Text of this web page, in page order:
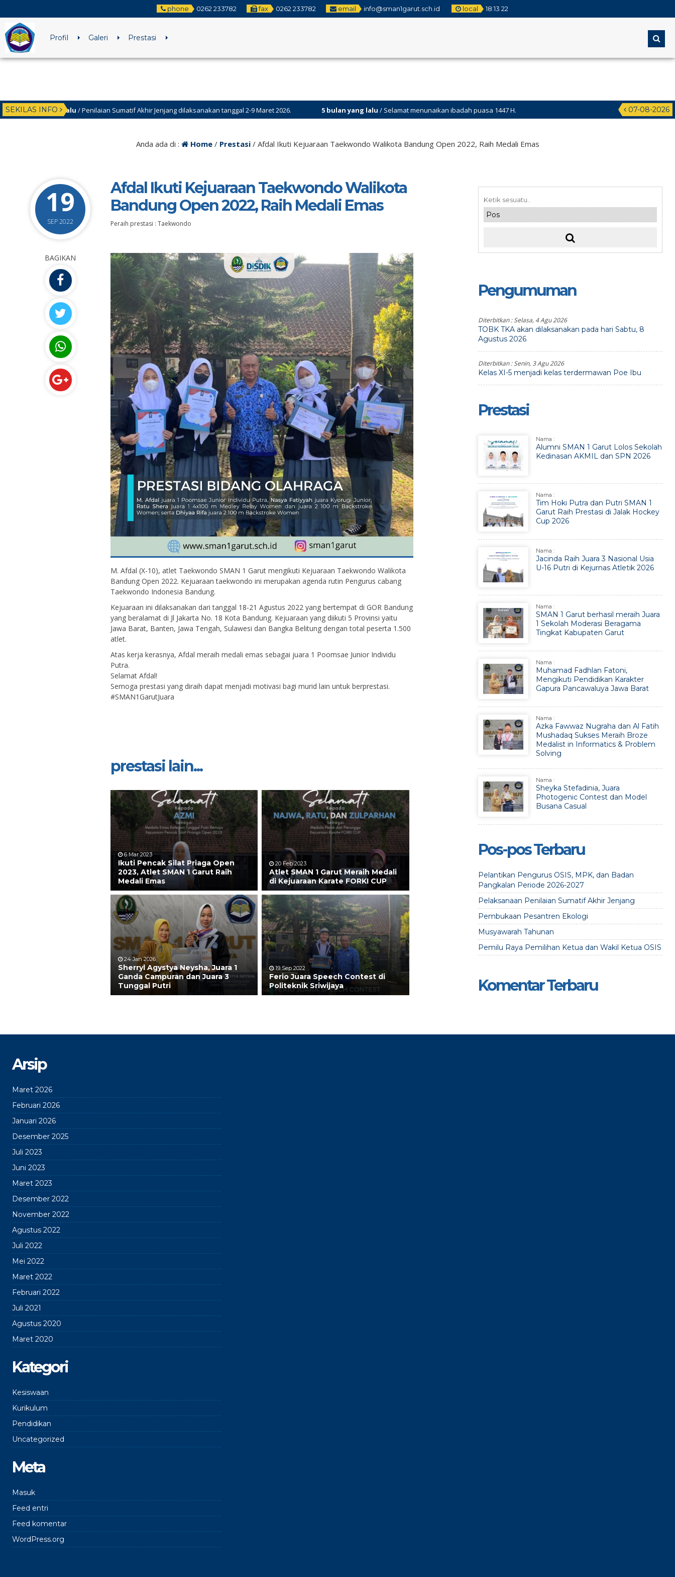
phone 0262 233782 fax 0262 233782 email info@sman1garut.sch.id local 18:13 22
Profil Galeri Prestasi
SEKILAS INFO 07-08-2026
yang lalu / Penilaian Sumatif Akhir Jenjang dilaksanakan tanggal 2-9 Maret 2026. 5 bulan yang lalu/ Selamat menunaikan ibadah puasa 1447 H.
Anda ada di : Home/ Prestasi/ Afdal Ikuti Kejuaraan Taekwondo Walikota Bandung Open 2022, Raih Medali Emas
19
SEP 2022
Afdal Ikuti Kejuaraan Taekwondo Walikota
Bandung Open 2022, Raih Medali Emas
Peraih prestasi : Taekwondo
BAGIKAN
M. Afdal (X-10), atlet Taekwondo SMAN 1 Garut mengikuti Kejuaraan Taekwondo Walikota
Bandung Open 2022. Kejuaraan taekwondo ini merupakan agenda rutin Pengurus cabang
Taekwondo Indonesia Bandung.
Kejuaraan ini dilaksanakan dari tanggal 18-21 Agustus 2022 yang bertempat di GOR Bandung
yang beralamat di Jl Jakarta No. 18 Kota Bandung. Kejuaraan yang diikuti 5 Provinsi yaitu
Jawa Barat, Banten, Jawa Tengah, Sulawesi dan Bangka Belitung dengan total peserta 1.500
atlet.
Atas kerja kerasnya, Afdal meraih medali emas sebagai juara 1 Poomsae Junior Individu
Putra.
Selamat Afdal!
Semoga prestasi yang diraih dapat menjadi motivasi bagi murid lain untuk berprestasi.
#SMAN1GarutJuara
prestasi lain...
6 Mar 2023
Ikuti Pencak Silat Priaga Open
2023, Atlet SMAN 1 Garut Raih
Medali Emas
20 Feb 2023
Atlet SMAN 1 Garut Meraih Medali
di Kejuaraan Karate FORKI CUP
24 Jan 2026
Sherryl Agystya Neysha, Juara 1
Ganda Campuran dan Juara 3
Tunggal Putri
19 Sep 2022
Ferio Juara Speech Contest di
Politeknik Sriwijaya
Pengumuman
Diterbitkan :Selasa, 4 Agu 2026
TOBK TKA akan dilaksanakan pada hari Sabtu, 8
Agustus 2026
Diterbitkan :Senin, 3 Agu 2026
Kelas XI-5 menjadi kelas terdermawan Poe Ibu
Prestasi
Nama :
Alumni SMAN 1 Garut Lolos Sekolah
Kedinasan AKMIL dan SPN 2026
Nama :
Tim Hoki Putra dan Putri SMAN 1
Garut Raih Prestasi di Jalak Hockey
Cup 2026
Nama :
Jacinda Raih Juara 3 Nasional Usia
U-16 Putri di Kejurnas Atletik 2026
Nama :
SMAN 1 Garut berhasil meraih Juara
1 Sekolah Moderasi Beragama
Tingkat Kabupaten Garut
Nama :
Muhamad Fadhlan Fatoni,
Mengikuti Pendidikan Karakter
Gapura Pancawaluya Jawa Barat
Nama :
Azka Fawwaz Nugraha dan Al Fatih
Mushadaq Sukses Meraih Broze
Medalist in Informatics & Problem
Solving
Nama :
Sheyka Stefadinia, Juara
Photogenic Contest dan Model
Busana Casual
Pos-pos Terbaru
Pelantikan Pengurus OSIS, MPK, dan Badan
Pangkalan Periode 2026-2027
Pelaksanaan Penilaian Sumatif Akhir Jenjang
Pembukaan Pesantren Ekologi
Musyawarah Tahunan
Pemilu Raya Pemilihan Ketua dan Wakil Ketua OSIS
Komentar Terbaru
Arsip
Maret 2026
Februari 2026
Januari 2026
Desember 2025
Juli 2023
Juni 2023
Maret 2023
Desember 2022
November 2022
Agustus 2022
Juli 2022
Mei 2022
Maret 2022
Februari 2022
Juli 2021
Agustus 2020
Maret 2020
Kategori
Kesiswaan
Kurikulum
Pendidikan
Uncategorized
Meta
Masuk
Feed entri
Feed komentar
WordPress.org